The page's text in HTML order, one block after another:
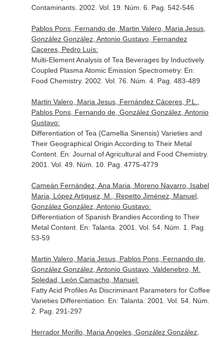
Contaminants. 2002. Vol. 19. Núm. 6. Pag. 542-546
Pablos Pons, Fernando de, Martin Valero, Maria Jesus,
González González, Antonio Gustavo, Fernandez
Caceres, Pedro Luís:
Multi-Element Analysis of Tea Beverages by Inductively
Coupled Plasma Atomic Emission Spectrometry. En:
Food Chemistry. 2002. Vol. 76. Núm. 4. Pag. 483-489
Martin Valero, Maria Jesus, Fernández Cáceres, P.L.,
Pablos Pons, Fernando de, González González, Antonio
Gustavo:
Differentiation of Tea (Camellia Sinensis) Varieties and
Their Geographical Origin According to Their Metal
Content. En: Journal of Agricultural and Food Chemistry.
2001. Vol. 49. Núm. 10. Pag. 4775-4779
Cameán Fernández, Ana Maria, Moreno Navarro, Isabel
Maria, López Artiguez, M., Repetto Jiménez, Manuel,
González González, Antonio Gustavo:
Differentiation of Spanish Brandies According to Their
Metal Content. En: Talanta . 2001. Vol. 54. Núm. 1. Pag.
53-59
Martin Valero, Maria Jesus, Pablos Pons, Fernando de,
González González, Antonio Gustavo, Valdenebro, M.
Soledad, León Camacho, Manuel:
Fatty Acid Profiles As Discriminant Parameters for Coffee
Varieties Differentiation. En: Talanta . 2001. Vol. 54. Núm.
2. Pag. 291-297
Herrador Morillo, Maria Angeles, González González,